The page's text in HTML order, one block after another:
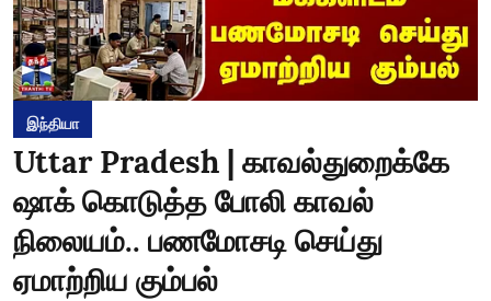
இந்தியா
Uttar Pradesh | காவல்துறைக்கே
ஷாக் கொடுத்த போலி காவல்
நிலையம்.. பணமோசடி செய்து
ஏமாற்றிய கும்பல்